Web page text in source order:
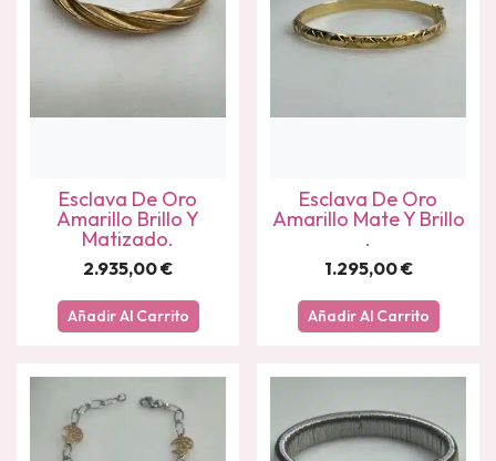
Esclava De Oro
Amarillo Brillo Y
Matizado.
2.935,00€
Añadir Al Carrito
Esclava De Oro
Amarillo Mate Y Brillo
.
1.295,00€
Añadir Al Carrito